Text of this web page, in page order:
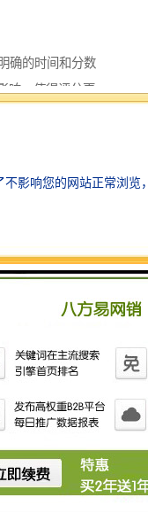
确的时间和分数
响，使得评分更
选手或团队的表
优缺点。
目标可以激励参
训练和比赛策略
以提供统一的评
较变得更加简单
计时记分系统能
更加紧张。
，计时记分系统
流程。